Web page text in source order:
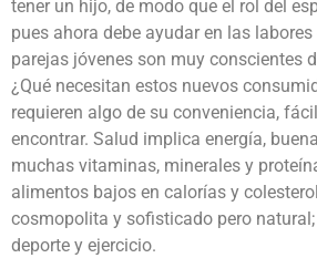
tener un hijo, de modo que el rol del
pues ahora debe ayudar en las
parejas jóvenes son muy conscientes
¿Qué necesitan estos nuevos
requieren algo de su conveniencia,
encontrar. Salud implica energía,
muchas vitaminas, minerales y
alimentos bajos en calorías y
cosmopolita y sofisticado pero
deporte y ejercicio.